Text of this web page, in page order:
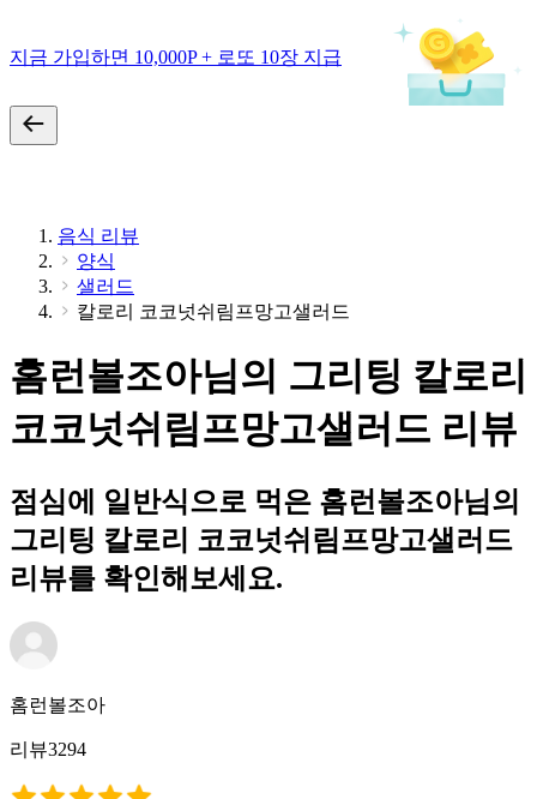
지금 가입하면 10,000P + 로또 10장 지급
음식 리뷰
양식
샐러드
칼로리 코코넛쉬림프망고샐러드
홈런볼조아님의 그리팅 칼로리
코코넛쉬림프망고샐러드 리뷰
점심에 일반식으로 먹은 홈런볼조아님의
그리팅 칼로리 코코넛쉬림프망고샐러드
리뷰를 확인해보세요.
홈런볼조아
리뷰3294